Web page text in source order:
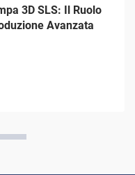
3D SLS: Il Ruolo
Avanzata